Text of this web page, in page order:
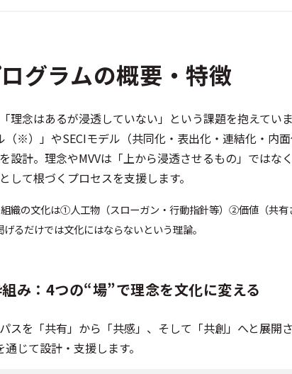
グラムの概要・特徴
理念はあるが浸透していない」という課題を抱えてい
（※）」やSECIモデル（共同化・表出化・連結化・内
設計。理念やMVVは「上から浸透させるもの」では
して根づくプロセスを支援します。
織の文化は①人工物（スローガン・行動指針等）②価値（共
るだけでは文化にはならないという理論。
み：4つの“場”で理念を文化に変える
スを「共有」から「共感」、そして「共創」へと展開
じて設計・支援します。